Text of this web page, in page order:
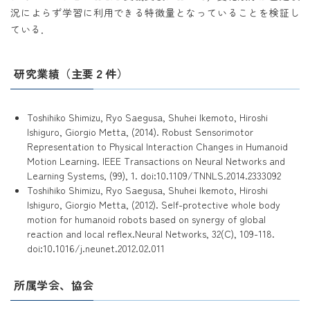
況によらず学習に利用できる特徴量となっていることを検証し
ている．
研究業績（主要２件）
Toshihiko Shimizu, Ryo Saegusa, Shuhei Ikemoto, Hiroshi
Ishiguro, Giorgio Metta, (2014). Robust Sensorimotor
Representation to Physical Interaction Changes in Humanoid
Motion Learning. IEEE Transactions on Neural Networks and
Learning Systems, (99), 1. doi:10.1109/TNNLS.2014.2333092
Toshihiko Shimizu, Ryo Saegusa, Shuhei Ikemoto, Hiroshi
Ishiguro, Giorgio Metta, (2012). Self-protective whole body
motion for humanoid robots based on synergy of global
reaction and local reflex.Neural Networks, 32(C), 109-118.
doi:10.1016/j.neunet.2012.02.011
所属学会、協会